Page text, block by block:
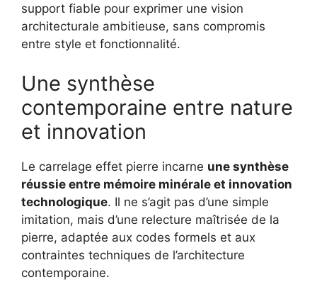
support fiable pour exprimer une vision
architecturale ambitieuse, sans compromis
entre style et fonctionnalité.
Une synthèse
contemporaine entre nature
et innovation
Le carrelage effet pierre incarne une synthèse
réussie entre mémoire minérale et innovation
technologique. Il ne s’agit pas d’une simple
imitation, mais d’une relecture maîtrisée de la
pierre, adaptée aux codes formels et aux
contraintes techniques de l’architecture
contemporaine.